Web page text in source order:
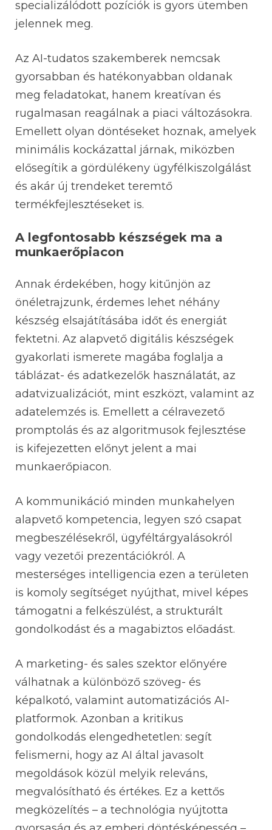
specializálódott pozíciók is gyors ütemben
jelennek meg.
Az AI-tudatos szakemberek nemcsak
gyorsabban és hatékonyabban oldanak
meg feladatokat, hanem kreatívan és
rugalmasan reagálnak a piaci változásokra.
Emellett olyan döntéseket hoznak, amelyek
minimális kockázattal járnak, miközben
elősegítik a gördülékeny ügyfélkiszolgálást
és akár új trendeket teremtő
termékfejlesztéseket is.
A legfontosabb készségek ma a
munkaerőpiacon
Annak érdekében, hogy kitűnjön az
önéletrajzunk, érdemes lehet néhány
készség elsajátításába időt és energiát
fektetni. Az alapvető digitális készségek
gyakorlati ismerete magába foglalja a
táblázat- és adatkezelők használatát, az
adatvizualizációt, mint eszközt, valamint az
adatelemzés is. Emellett a célravezető
promptolás és az algoritmusok fejlesztése
is kifejezetten előnyt jelent a mai
munkaerőpiacon.
A kommunikáció minden munkahelyen
alapvető kompetencia, legyen szó csapat
megbeszélésekről, ügyféltárgyalásokról
vagy vezetői prezentációkról. A
mesterséges intelligencia ezen a területen
is komoly segítséget nyújthat, mivel képes
támogatni a felkészülést, a strukturált
gondolkodást és a magabiztos előadást.
A marketing- és sales szektor előnyére
válhatnak a különböző szöveg- és
képalkotó, valamint automatizációs AI-
platformok. Azonban a kritikus
gondolkodás elengedhetetlen: segít
felismerni, hogy az AI által javasolt
megoldások közül melyik releváns,
megvalósítható és értékes. Ez a kettős
megközelítés – a technológia nyújtotta